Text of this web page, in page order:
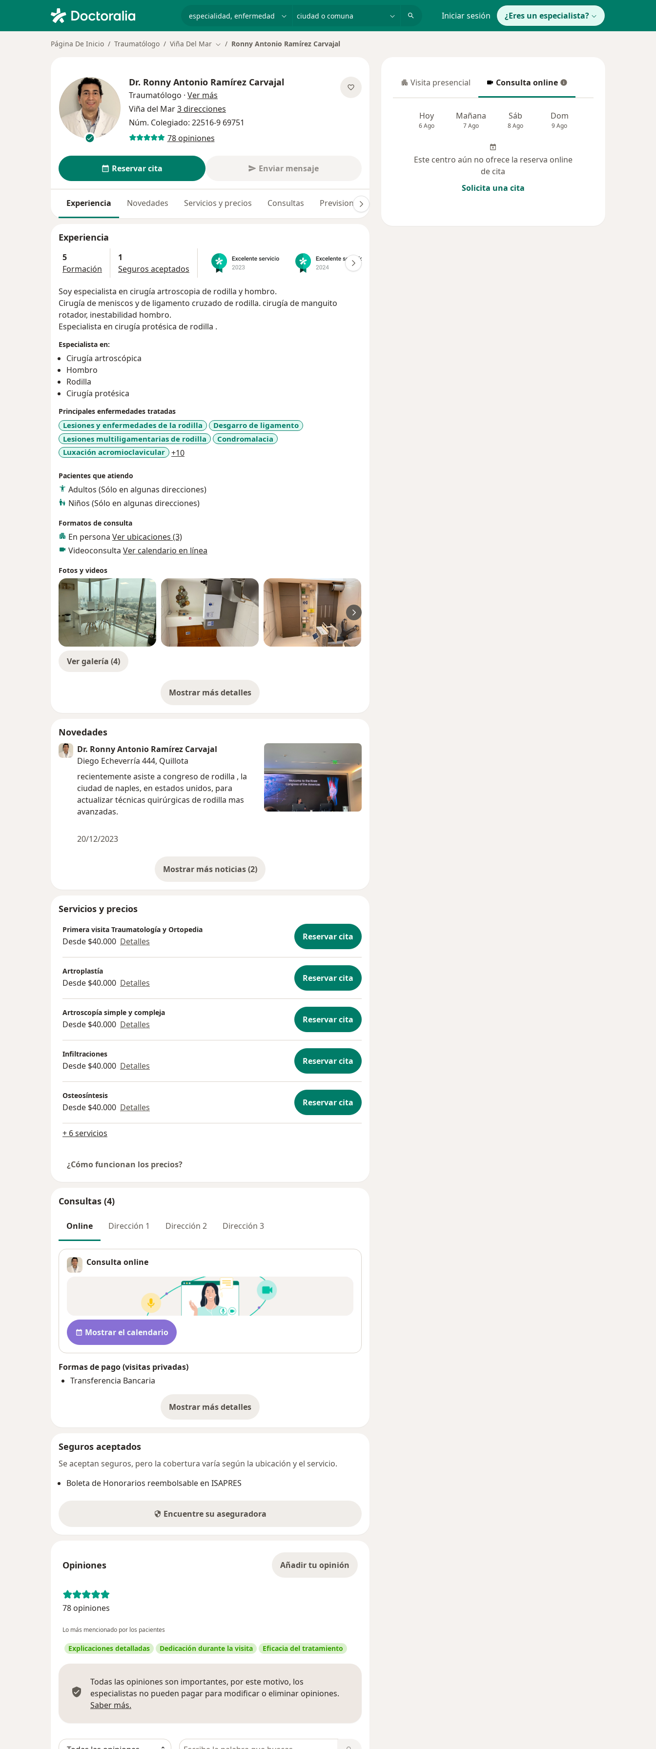
Iniciar sesión ¿Eres un especialista?
Página De Inicio Traumatólogo Viña Del Mar Cambiar de ciudad
Ronny Antonio Ramírez Carvajal
Dr. Ronny Antonio Ramírez Carvajal
Traumatólogo · Ver más
Viña del Mar3 direcciones
Núm. Colegiado: 22516-9 69751
78 opiniones
Reservar cita Enviar mensaje
Experiencia Novedades Servicios y precios Consultas Previsiones
Experiencia
5
Formación
1
Seguros aceptados
Soy especialista en cirugía artroscopia de rodilla y hombro.
Cirugía de meniscos y de ligamento cruzado de rodilla. cirugía de manguito
rotador, inestabilidad hombro.
Especialista en cirugía protésica de rodilla .
Especialista en:
Cirugía artroscópica
Hombro
Rodilla
Cirugía protésica
Principales enfermedades tratadas
Lesiones y enfermedades de la rodilla
Desgarro de ligamento
Lesiones multiligamentarias de rodilla
Condromalacia
Luxación acromioclavicular
+10a11y_sr_more_diseases
Pacientes que atiendo
Adultos (Sólo en algunas direcciones)
Niños (Sólo en algunas direcciones)
Formatos de consulta
En persona Ver ubicaciones (3)
Videoconsulta Ver calendario en línea
Fotos y videos
Ver galería (4)
Mostrar más detalles
sobre la experiencia
Novedades
Dr. Ronny Antonio Ramírez Carvajal
Diego Echeverría 444, Quillota
recientemente asiste a congreso de rodilla , la
ciudad de naples, en estados unidos, para
actualizar técnicas quirúrgicas de rodilla mas
avanzadas.
20/12/2023
Mostrar más noticias (2)
Servicios y precios
Primera visita Traumatología y Ortopedia
Desde $40.000 Detalles Reservar cita
Artroplastía
Desde $40.000 Detalles Reservar cita
Artroscopía simple y compleja
Desde $40.000 Detalles Reservar cita
Infiltraciones
Desde $40.000 Detalles Reservar cita
Osteosíntesis
Desde $40.000 Detalles Reservar cita
+ 6 servicios
¿Cómo funcionan los precios?
Consultas (4)
Online Dirección 1 Dirección 2 Dirección 3
Consulta online
Disponibilidad
Mostrar el calendario
Formas de pago (visitas privadas)
Transferencia Bancaria
Mostrar más detalles
sobre la dirección
Seguros aceptados
Se aceptan seguros, pero la cobertura varía según la ubicación y el servicio.
Boleta de Honorarios reembolsable en ISAPRES
Encuentre su aseguradora
Opiniones Añadir tu opinión
78 opiniones
Lo más mencionado por los pacientes
Explicaciones detalladas Dedicación durante la visita Eficacia del tratamiento
Todas las opiniones son importantes, por este motivo, los
especialistas no pueden pagar para modificar o eliminar opiniones.
Saber más.
Busca en opiniones
Visita presencial
Visita presencial Consulta online
Consulta online
Hoy
6 Ago
Mañana
7 Ago
Sáb
8 Ago
Dom
9 Ago
Este centro aún no ofrece la reserva online
de cita
Solicita una cita